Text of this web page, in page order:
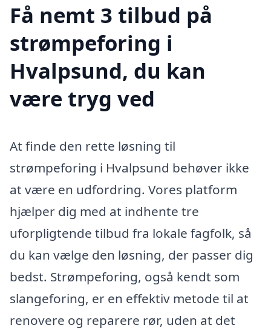
Få nemt 3 tilbud på
strømpeforing i
Hvalpsund, du kan
være tryg ved
At finde den rette løsning til
strømpeforing i Hvalpsund behøver ikke
at være en udfordring. Vores platform
hjælper dig med at indhente tre
uforpligtende tilbud fra lokale fagfolk, så
du kan vælge den løsning, der passer dig
bedst. Strømpeforing, også kendt som
slangeforing, er en effektiv metode til at
renovere og reparere rør, uden at det